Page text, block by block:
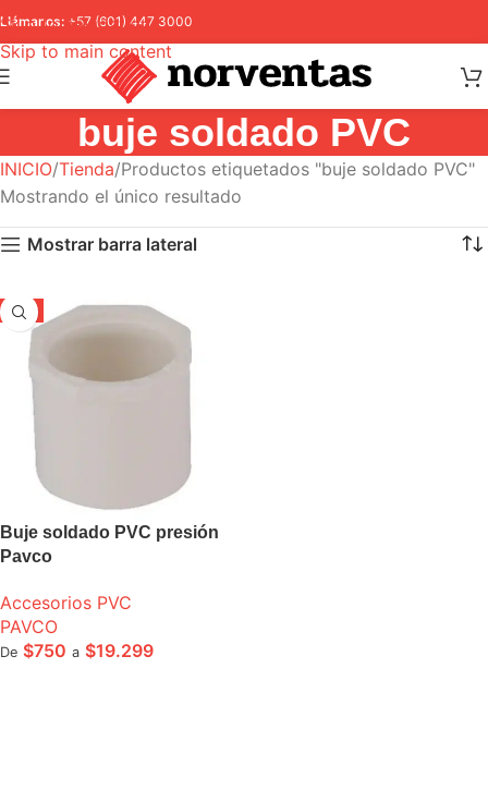
Skip to navigation
Skip to main content
Llámanos: +57 (601) 447 3000
buje soldado PVC
INICIO Tienda Productos etiquetados "buje soldado PVC"
Mostrando el único resultado
Mostrar barra lateral
-5%
Buje soldado PVC presión
Pavco
Accesorios PVC
PAVCO
De $750 a $19.299